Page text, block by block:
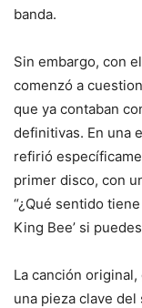
banda.
Sin embargo, con
comenzó a
que ya contaban
definitivas. En una
refirió
primer disco, con
“¿Qué sentido
King Bee’ si
La canción original,
una pieza clave